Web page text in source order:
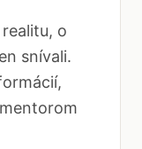
o
snívali.